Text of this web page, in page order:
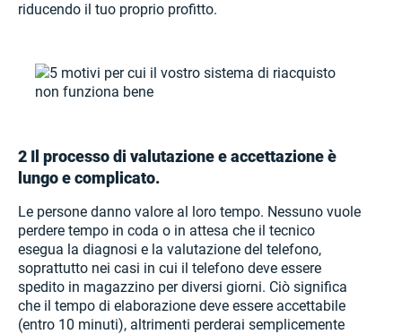
riducendo il tuo proprio profitto.
2 Il processo di valutazione e accettazione è
lungo e complicato.
Le persone danno valore al loro tempo. Nessuno vuole
perdere tempo in coda o in attesa che il tecnico
esegua la diagnosi e la valutazione del telefono,
soprattutto nei casi in cui il telefono deve essere
spedito in magazzino per diversi giorni. Ciò significa
che il tempo di elaborazione deve essere accettabile
(entro 10 minuti), altrimenti perderai semplicemente